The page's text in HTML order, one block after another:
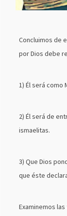
Concluimos de
por Dios debe
1) Él será como
2) Él será de
ismaelitas.
3) Que Dios
que éste
Examinemos